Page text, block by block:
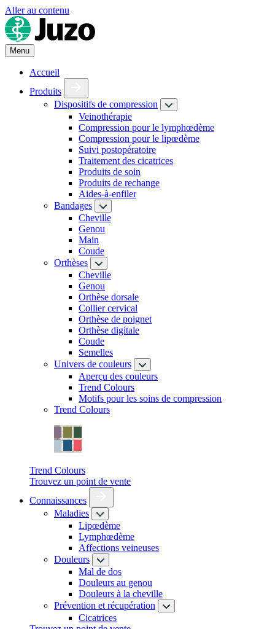
Aller au contenu
Menu
Accueil
Produits
Dispositifs de compression
Veinothérapie
Compression pour le lymphœdème
Compression pour le lipœdème
Suivi postopératoire
Traitement des cicatrices
Produits de soin
Produits de rechange
Aides-à-enfiler
Bandages
Cheville
Genou
Main
Coude
Orthèses
Cheville
Genou
Orthèse dorsale
Collier cervical
Orthèse de poignet
Orthèse digitale
Coude
Semelles
Univers de couleurs
Aperçu des couleurs
Trend Colours
Motifs pour les soins de compression
Trend Colours
Trend Colours
Trouvez un point de vente
Connaissances
Maladies
Lipœdème
Lymphœdème
Affections veineuses
Douleurs
Mal de dos
Douleurs au genou
Douleurs à la cheville
Prévention et récupération
Cicatrices